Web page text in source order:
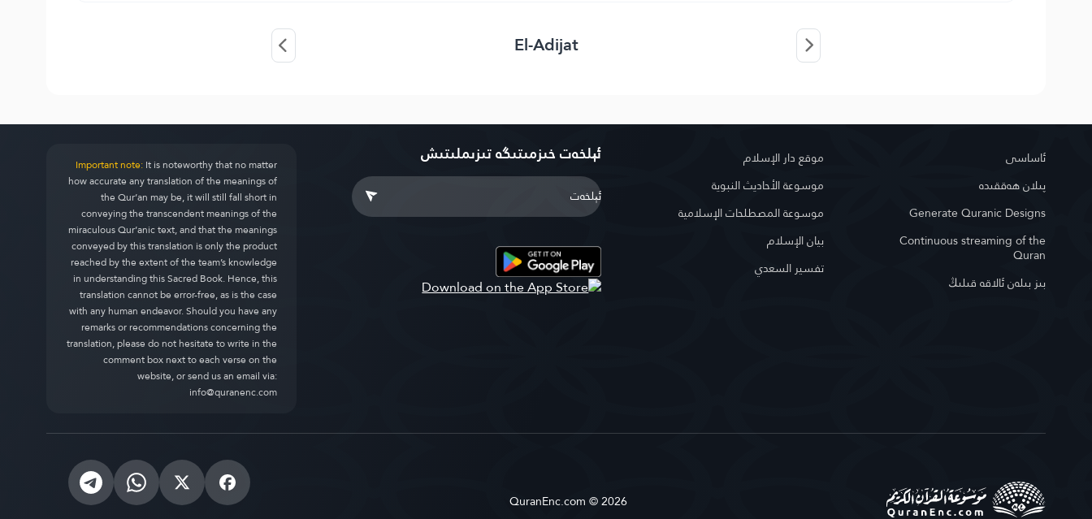
El-Adijat
ئاساسى
پىلان ھەققىدە
Generate Quranic Designs
Continuous streaming of the
Quran
بىز بىلەن ئالاقە قىلىڭ
موقع دار الإسلام
موسوعة الأحاديث النبوية
موسوعة المصطلحات الإسلامية
بيان الإسلام
تفسير السعدي
ئېلخەت خىزمىتىگە تىزىملىتىش Important note:It is noteworthy that no matter
how accurate any translation of the meanings of
the Qur’an may be, it will still fall short in
conveying the transcendent meanings of the
miraculous Qur’anic text, and that the meanings
conveyed by this translation is only the product
reached by the extent of the team’s knowledge
in understanding this Sacred Book. Hence, this
translation cannot be error-free, as is the case
with any human endeavor. Should you have any
remarks or recommendations concerning the
translation, please do not hesitate to write in the
comment box next to each verse on the
website, or send us an email via:
info@quranenc.com
QuranEnc.com © 2026